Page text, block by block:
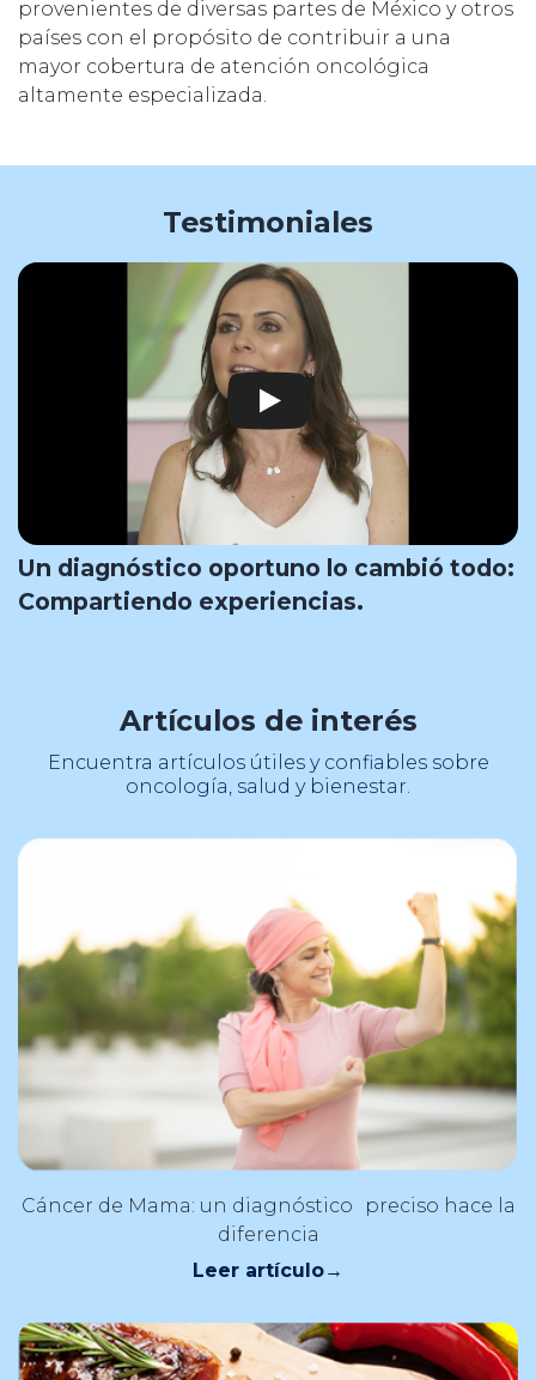
provenientes de diversas partes de México y otros
países con el propósito de contribuir a una
mayor cobertura de atención oncológica
altamente especializada.
Testimoniales
Un diagnóstico oportuno lo cambió todo:
Compartiendo experiencias.
Artículos de interés
Encuentra artículos útiles y confiables sobre
oncología, salud y bienestar.
Cáncer de Mama: un diagnóstico preciso hace la
diferencia
Leer artículo→